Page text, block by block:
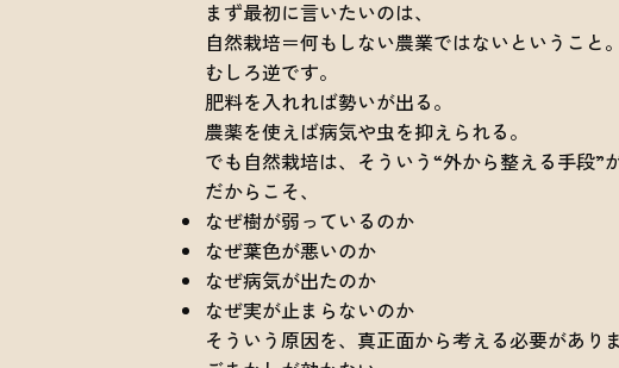
まず最初に言いたいのは、
自然栽培＝何もしない農業ではないということ。
むしろ逆です。
肥料を入れれば勢いが出る。
農薬を使えば病気や虫を抑えられる。
でも自然栽培は、そういう“外から整える手段”
だからこそ、
なぜ樹が弱っているのか
なぜ葉色が悪いのか
なぜ病気が出たのか
なぜ実が止まらないのか
そういう原因を、真正面から考える必要がありま